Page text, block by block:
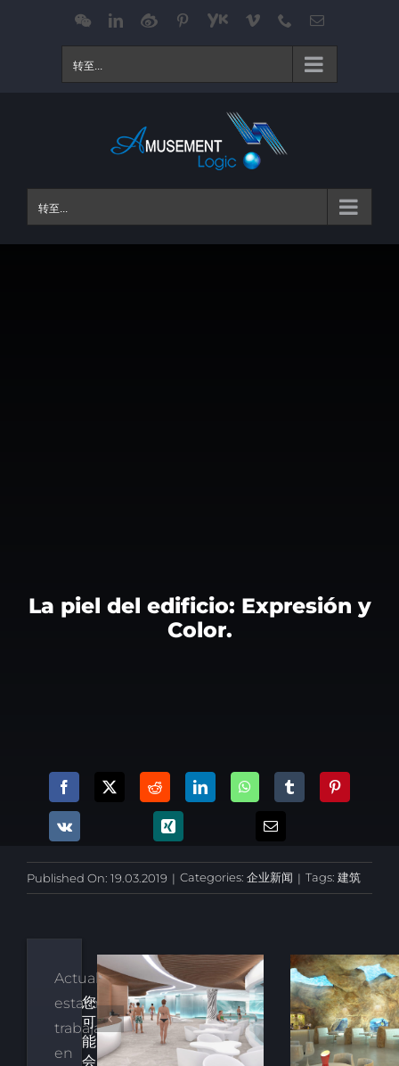
WeChatLinkedIn
Weibo Pinterest
Youku Vimeo Phone电
转至...
转至...
La piel del edificio: Expresión y
Color.
Published On: 19.03.2019 | Categories: 企业新闻 | Tags: 建筑
Actualmente
estamos
trabajando
en
您
可
能
会
园中的放
生的空间
用于亲水建筑的
室内人造岩石
天然